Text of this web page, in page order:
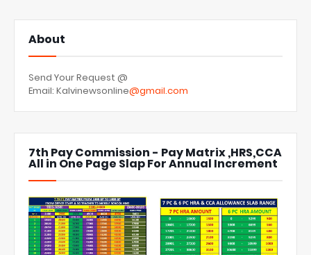
About
Send Your Request @
Email: Kalvinewsonline@gmail.com
7th Pay Commission - Pay Matrix ,HRS,CCA
All in One Page Slap For Annual Increment